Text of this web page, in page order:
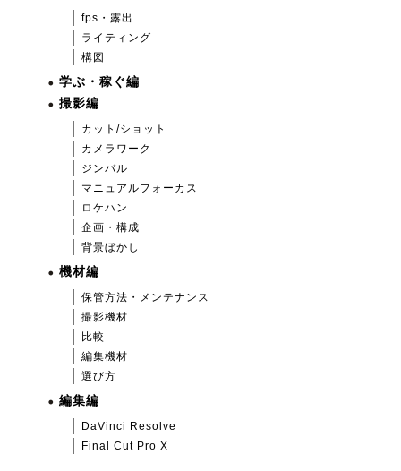
fps・露出
ライティング
構図
学ぶ・稼ぐ編
撮影編
カット/ショット
カメラワーク
ジンバル
マニュアルフォーカス
ロケハン
企画・構成
背景ぼかし
機材編
保管方法・メンテナンス
撮影機材
比較
編集機材
選び方
編集編
DaVinci Resolve
Final Cut Pro X